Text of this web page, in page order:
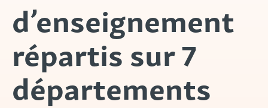
d’enseignement
répartis sur 7
départements